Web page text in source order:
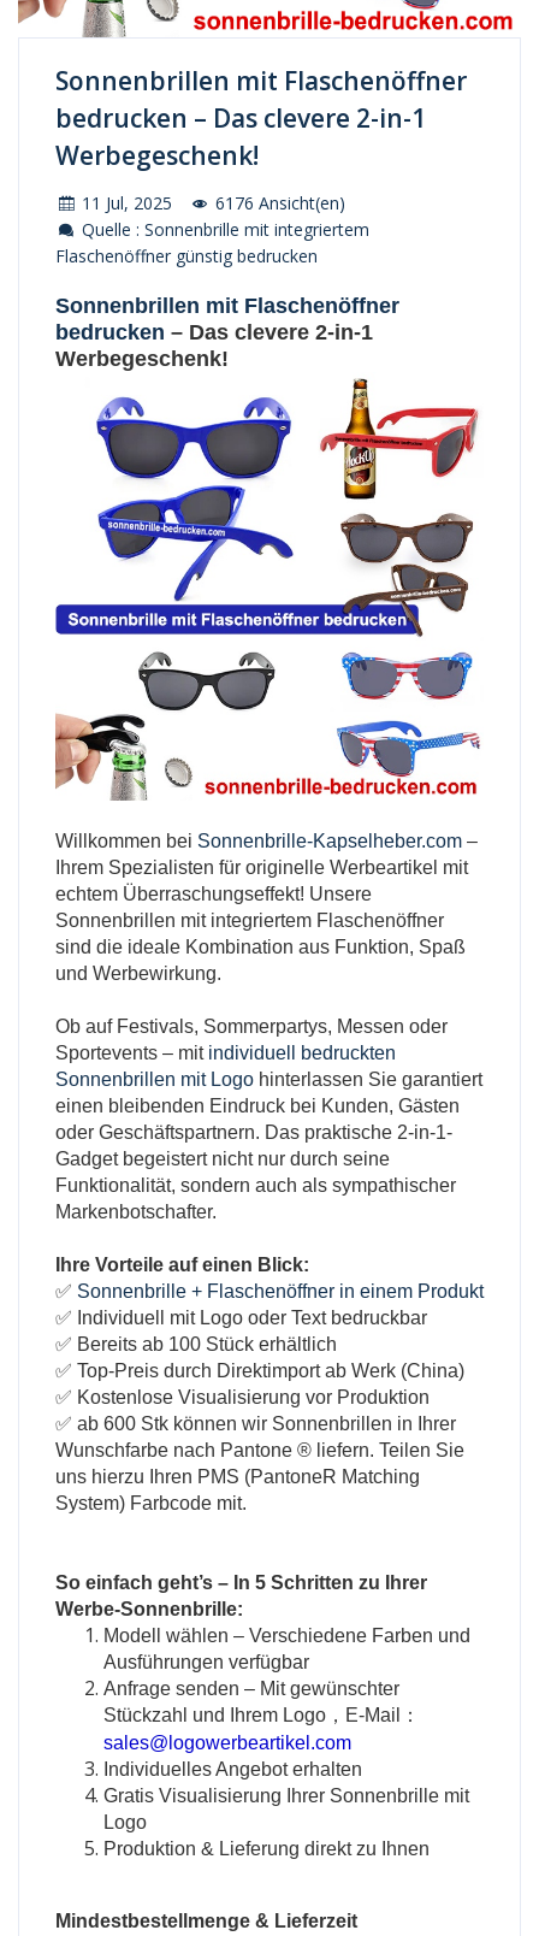
Sonnenbrillen mit Flaschenöffner
bedrucken – Das clevere 2-in-1
Werbegeschenk!
11 Jul, 2025
6176 Ansicht(en)
Quelle : Sonnenbrille mit integriertem
Flaschenöffner günstig bedrucken
Sonnenbrillen mit Flaschenöffner
bedrucken – Das clevere 2-in-1
Werbegeschenk!
Willkommen bei Sonnenbrille-Kapselheber.com –
Ihrem Spezialisten für originelle Werbeartikel mit
echtem Überraschungseffekt! Unsere
Sonnenbrillen mit integriertem Flaschenöffner
sind die ideale Kombination aus Funktion, Spaß
und Werbewirkung.
Ob auf Festivals, Sommerpartys, Messen oder
Sportevents – mit individuell bedruckten
Sonnenbrillen mit Logo hinterlassen Sie garantiert
einen bleibenden Eindruck bei Kunden, Gästen
oder Geschäftspartnern. Das praktische 2-in-1-
Gadget begeistert nicht nur durch seine
Funktionalität, sondern auch als sympathischer
Markenbotschafter.
Ihre Vorteile auf einen Blick:
✅ Sonnenbrille + Flaschenöffner in einem Produkt
✅ Individuell mit Logo oder Text bedruckbar
✅ Bereits ab 100 Stück erhältlich
✅ Top-Preis durch Direktimport ab Werk (China)
✅ Kostenlose Visualisierung vor Produktion
✅ ab 600 Stk können wir Sonnenbrillen in Ihrer
Wunschfarbe nach Pantone ® liefern. Teilen Sie
uns hierzu Ihren PMS (PantoneR Matching
System) Farbcode mit.
So einfach geht’s – In 5 Schritten zu Ihrer
Werbe-Sonnenbrille:
Modell wählen – Verschiedene Farben und
Ausführungen verfügbar
Anfrage senden – Mit gewünschter
Stückzahl und Ihrem Logo，E-Mail：
sales@logowerbeartikel.com
Individuelles Angebot erhalten
Gratis Visualisierung Ihrer Sonnenbrille mit
Logo
Produktion & Lieferung direkt zu Ihnen
Mindestbestellmenge & Lieferzeit